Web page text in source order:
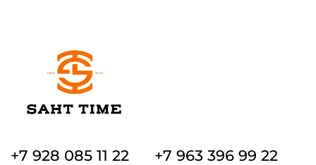
+7 928 085 11 22 +7 963 396 99 22